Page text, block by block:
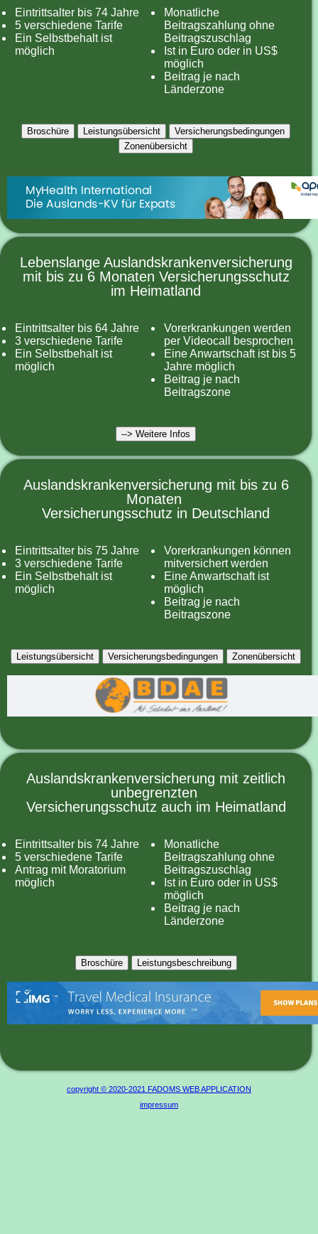
Eintrittsalter bis 74 Jahre
5 verschiedene Tarife
Ein Selbstbehalt ist
möglich
Monatliche
Beitragszahlung ohne
Beitragszuschlag
Ist in Euro oder in US$
möglich
Beitrag je nach
Länderzone
Broschüre Leistungsübersicht
Versicherungsbedingungen
Zonenübersicht
Lebenslange Auslandskrankenversicherung
mit bis zu 6 Monaten Versicherungsschutz
im Heimatland
Eintrittsalter bis 64 Jahre
3 verschiedene Tarife
Ein Selbstbehalt ist
möglich
Vorerkrankungen werden
per Videocall besprochen
Eine Anwartschaft ist bis 5
Jahre möglich
Beitrag je nach
Beitragszone
--> Weitere Infos
Auslandskrankenversicherung mit bis zu 6
Monaten
Versicherungsschutz in Deutschland
Eintrittsalter bis 75 Jahre
3 verschiedene Tarife
Ein Selbstbehalt ist
möglich
Vorerkrankungen können
mitversichert werden
Eine Anwartschaft ist
möglich
Beitrag je nach
Beitragszone
Leistungsübersicht Versicherungsbedingungen Zonenübersicht
Auslandskrankenversicherung mit zeitlich
unbegrenzten
Versicherungsschutz auch im Heimatland
Eintrittsalter bis 74 Jahre
5 verschiedene Tarife
Antrag mit Moratorium
möglich
Monatliche
Beitragszahlung ohne
Beitragszuschlag
Ist in Euro oder in US$
möglich
Beitrag je nach
Länderzone
Broschüre Leistungsbeschreibung
copyright © 2020-2021 FADOMS WEB APPLICATION
impressum